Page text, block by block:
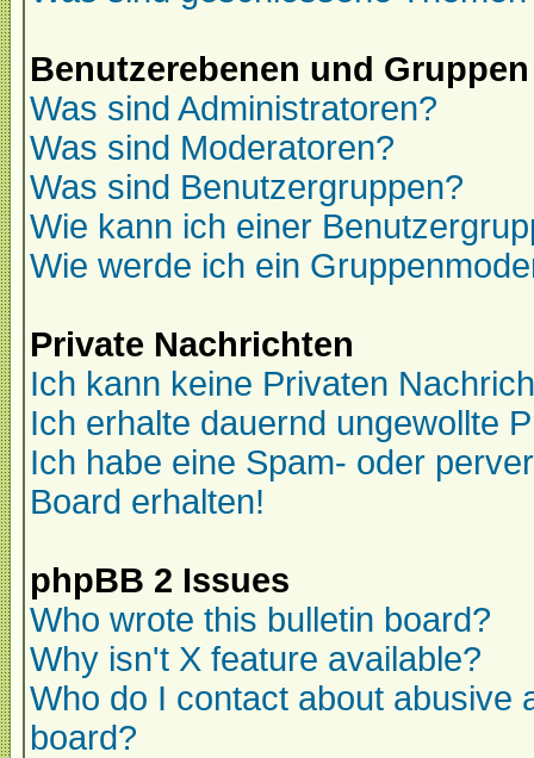
Benutzerebenen und Gruppen
Was sind Administratoren?
Was sind Moderatoren?
Was sind Benutzergruppen?
Wie kann ich einer
Wie werde ich ein
Private Nachrichten
Ich kann keine Privaten
Ich erhalte dauernd ungewollte
Ich habe eine Spam- oder
Board erhalten!
phpBB 2 Issues
Who wrote this bulletin board?
Why isn't X feature available?
Who do I contact about abusive
board?